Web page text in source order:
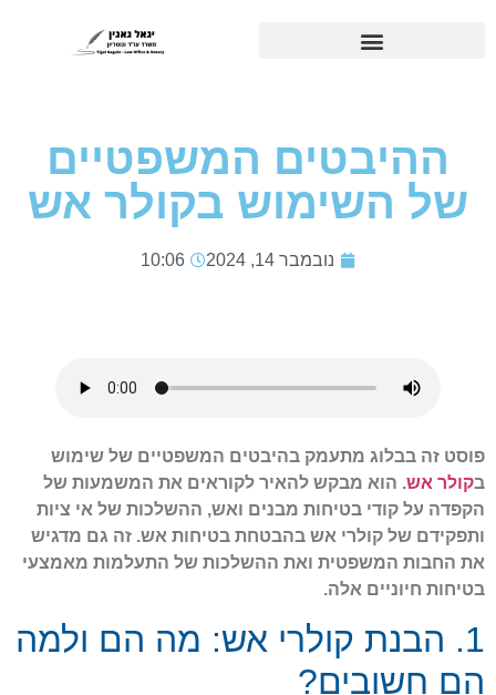
ההיבטים המשפטיים
של השימוש בקולר אש
נובמבר 14, 2024 10:06
פוסט זה בבלוג מתעמק בהיבטים המשפטיים של שימוש
בקולר אש. הוא מבקש להאיר לקוראים את המשמעות של
הקפדה על קודי בטיחות מבנים ואש, ההשלכות של אי ציות
ותפקידם של קולרי אש בהבטחת בטיחות אש. זה גם מדגיש
את החבות המשפטית ואת ההשלכות של התעלמות מאמצעי
בטיחות חיוניים אלה.
1. הבנת קולרי אש: מה הם ולמה
הם חשובים?